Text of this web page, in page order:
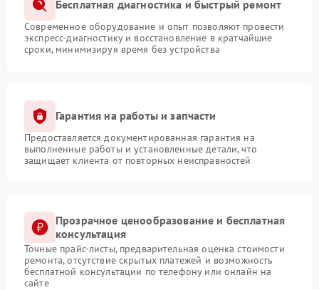
Бесплатная диагностика и быстрый ремонт
Современное оборудование и опыт позволяют провести
экспресс-диагностику и восстановление в кратчайшие
сроки, минимизируя время без устройства
Гарантия на работы и запчасти
Предоставляется документированная гарантия на
выполненные работы и установленные детали, что
защищает клиента от повторных неисправностей
Прозрачное ценообразование и бесплатная
консультация
Точные прайс-листы, предварительная оценка стоимости
ремонта, отсутствие скрытых платежей и возможность
бесплатной консультации по телефону или онлайн на
сайте